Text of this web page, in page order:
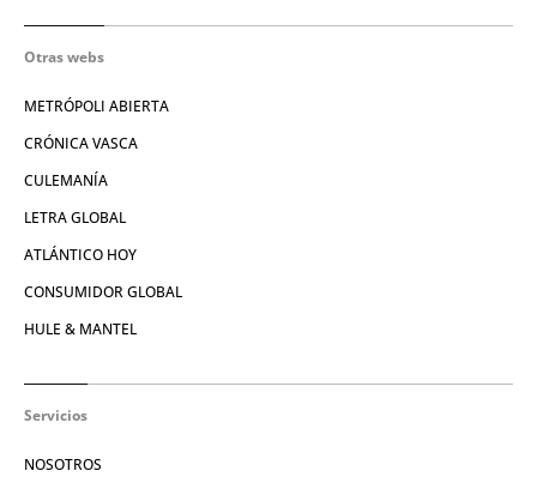
Otras webs
METRÓPOLI ABIERTA
CRÓNICA VASCA
CULEMANÍA
LETRA GLOBAL
ATLÁNTICO HOY
CONSUMIDOR GLOBAL
HULE & MANTEL
Servicios
NOSOTROS